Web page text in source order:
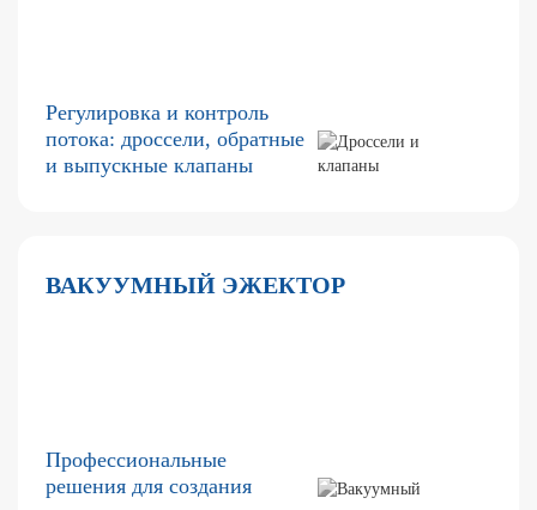
Регулировка и контроль
потока: дроссели, обратные
и выпускные клапаны
ВАКУУМНЫЙ ЭЖЕКТОР
Профессиональные
решения для создания